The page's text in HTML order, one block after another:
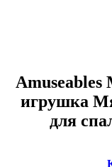
игрушка
для